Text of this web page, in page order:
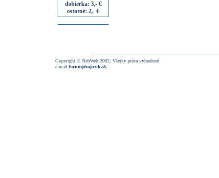
dobierka: 3,- €
ostatné: 2,- €
Copyright © RebWeb 2002; Všetky práva vyhradené
e-mail:forum@mjuzik.sk